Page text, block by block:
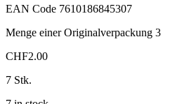
EAN Code 7610186845307
Menge einer Originalverpackung 3
CHF2.00
7 Stk.